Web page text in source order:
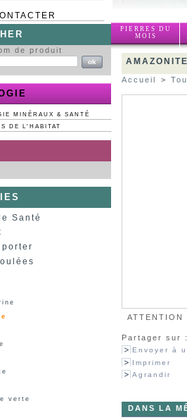
PIERRES DU
MOIS
de produit
MINÉRAUX & SANTÉ
DE L'HABITAT
Santé
verte
Accueil >
Partager sur
Envoyer à
Imprimer
Agrandir
DANS LA